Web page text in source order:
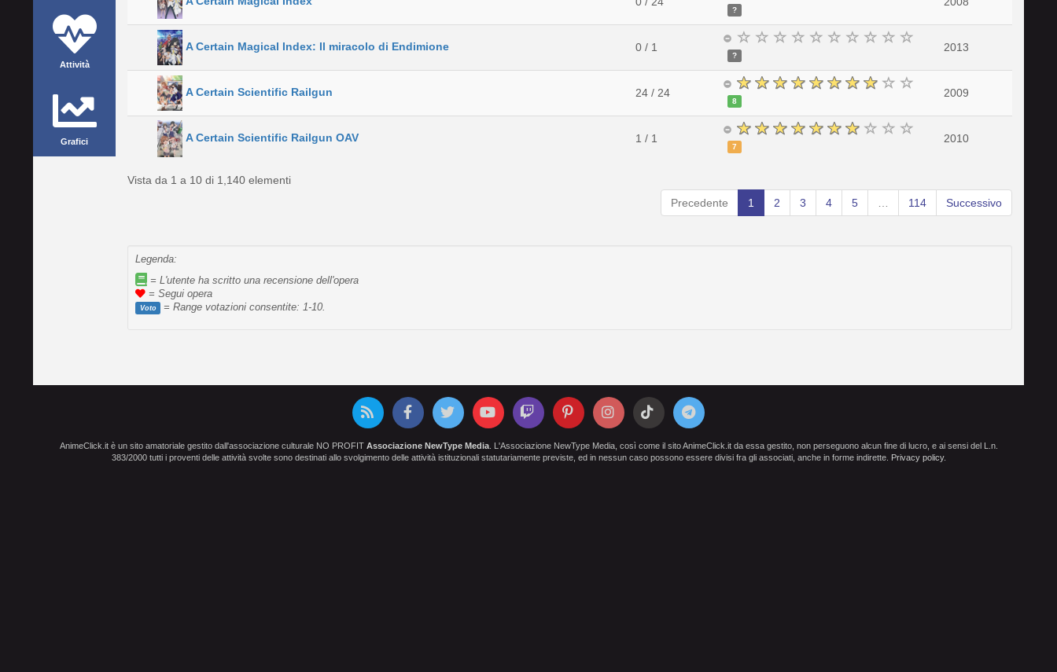
Attività
Grafici
?
A Certain Magical Index: Il miracolo di Endimione 0 / 1
?
2013
A Certain Scientific Railgun 24 / 24
8
2009
A Certain Scientific Railgun OAV 1 / 1
7
2010
Vista da 1 a 10 di 1,140 elementi
Precedente
1 2 3 4 5 114 Successivo
Legenda:
= L'utente ha scritto una recensione dell'opera
= Segui opera
Voto = Range votazioni consentite: 1-10.
AnimeClick.it è un sito amatoriale gestito dall'associazione culturale NO PROFIT Associazione NewType Media. L'Associazione NewType Media, così come il sito AnimeClick.it da essa gestito, non perseguono alcun fine di lucro, e ai sensi del L.n.
383/2000 tutti i proventi delle attività svolte sono destinati allo svolgimento delle attività istituzionali statutariamente previste, ed in nessun caso possono essere divisi fra gli associati, anche in forme indirette. Privacy policy.